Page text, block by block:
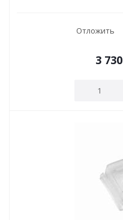
Отложить
3 730